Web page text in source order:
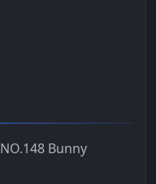
NO.148 Bunny